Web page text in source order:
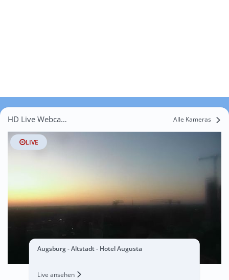
HD Live Webcams Sankt Afra Alle Kameras
LIVE
Augsburg - Altstadt - Hotel Augusta
Live ansehen